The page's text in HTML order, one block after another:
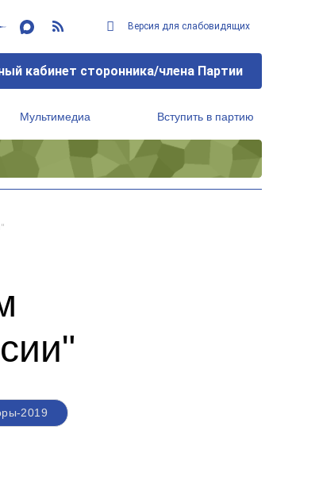
Версия для слабовидящих
кабинет сторонника/члена Партии
Мультимедиа Вступить в партию
2019